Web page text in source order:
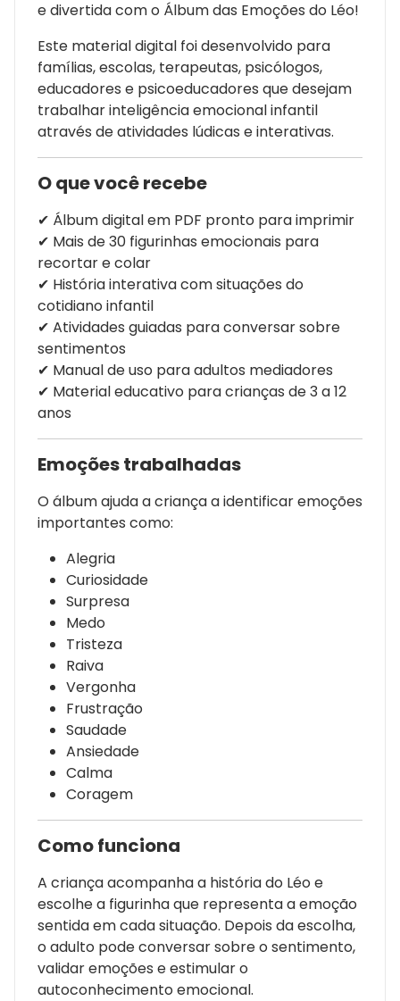
e divertida com o Álbum das Emoções do Léo!
Este material digital foi desenvolvido para
famílias, escolas, terapeutas, psicólogos,
educadores e psicoeducadores que desejam
trabalhar inteligência emocional infantil
através de atividades lúdicas e interativas.
O que você recebe
✔ Álbum digital em PDF pronto para imprimir
✔ Mais de 30 figurinhas emocionais para
recortar e colar
✔ História interativa com situações do
cotidiano infantil
✔ Atividades guiadas para conversar sobre
sentimentos
✔ Manual de uso para adultos mediadores
✔ Material educativo para crianças de 3 a 12
anos
Emoções trabalhadas
O álbum ajuda a criança a identificar emoções
importantes como:
Alegria
Curiosidade
Surpresa
Medo
Tristeza
Raiva
Vergonha
Frustração
Saudade
Ansiedade
Calma
Coragem
Como funciona
A criança acompanha a história do Léo e
escolhe a figurinha que representa a emoção
sentida em cada situação. Depois da escolha,
o adulto pode conversar sobre o sentimento,
validar emoções e estimular o
autoconhecimento emocional.